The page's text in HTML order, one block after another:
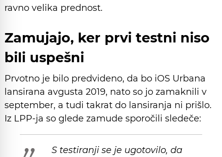
ravno velika prednost.
Zamujajo, ker prvi testni niso
bili uspešni
Prvotno je bilo predvideno, da bo iOS Urbana
lansirana avgusta 2019, nato so jo zamaknili v
september, a tudi takrat do lansiranja ni prišlo.
Iz LPP-ja so glede zamude sporočili sledeče:
S testiranji se je ugotovilo, da